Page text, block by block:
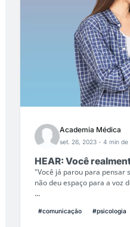
Academia Médica
set. 26, 2023 - 4 min de
HEAR: Você
"Você já parou para pensar
não deu espaço para a voz
...
#comunicação #psicologia